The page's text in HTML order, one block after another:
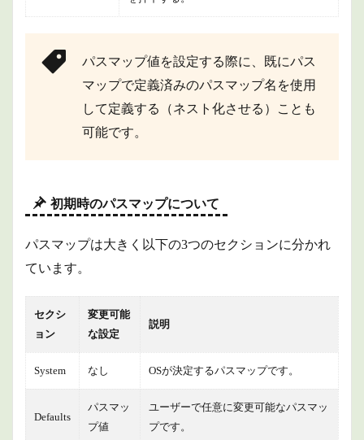
パスマップ値を設定する際に、既にパス
マップで定義済みのパスマップ名を使用
して定義する（ネスト化させる）ことも
可能です。
初期時のパスマップについて
パスマップは大きく以下の3つのセクションに分かれ
ています。
セクシ
ョン
変更可能
な設定
説明
System なし OSが決定するパスマップです。
Defaults
パスマッ
プ値
ユーザーで任意に変更可能なパスマッ
プです。